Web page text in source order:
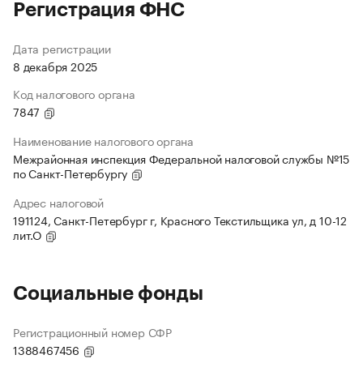
Регистрация ФНС
Дата регистрации
8 декабря 2025
Код налогового органа
7847
Наименование налогового органа
Межрайонная инспекция Федеральной налоговой службы №15
по Санкт-Петербургу
Адрес налоговой
191124, Санкт-Петербург г, Красного Текстильщика ул, д 10-12
лит.О
Социальные фонды
Регистрационный номер СФР
1388467456